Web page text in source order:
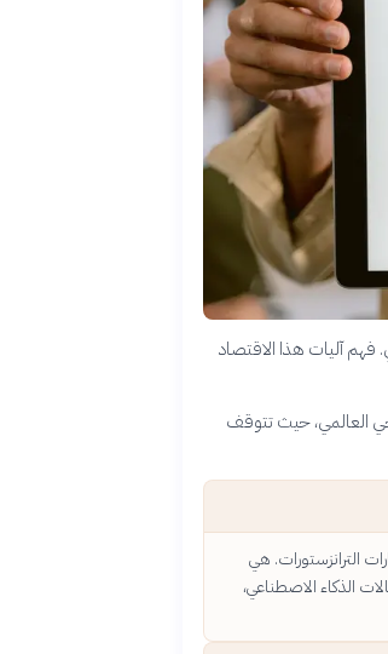
فهم آليات هذا الاقتصاد
العالمي، حيث تتوقف
الترانزستورات. هي
الذكاء الاصطناعي،